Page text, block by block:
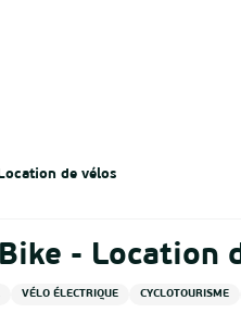
de vélos
- Location
VÉLO ÉLECTRIQUE CYCLOTOURISME